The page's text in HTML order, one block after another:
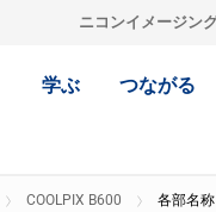
ニコンイメージン
学ぶ つながる
COOLPIX B600 各部名称